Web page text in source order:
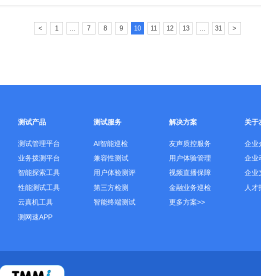
< 1 7 8 9 10 11 12 13 31 >
测试产品
测试管理平台
业务拨测平台
智能探索工具
性能测试工具
云真机工具
测网速APP
测试服务
AI智能巡检
兼容性测试
用户体验测评
第三方检测
智能终端测试
解决方案
友声质控服务
用户体验管理
视频直播保障
金融业务巡检
更多方案>>
关于
企业
企业
企业
人才